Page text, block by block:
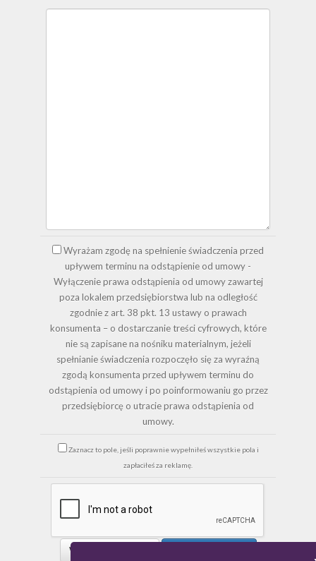
Wyrażam zgodę na spełnienie świadczenia przed
upływem terminu na odstąpienie od umowy -
Wyłączenie prawa odstąpienia od umowy zawartej
poza lokalem przedsiębiorstwa lub na odległość
zgodnie z art. 38 pkt. 13 ustawy o prawach
konsumenta – o dostarczanie treści cyfrowych, które
nie są zapisane na nośniku materialnym, jeżeli
spełnianie świadczenia rozpoczęło się za wyraźną
zgodą konsumenta przed upływem terminu do
odstąpienia od umowy i po poinformowaniu go przez
przedsiębiorcę o utracie prawa odstąpienia od
umowy.
Zaznacz to pole, jeśli poprawnie wypełniłeś wszystkie pola i
zapłaciłeś za reklamę.